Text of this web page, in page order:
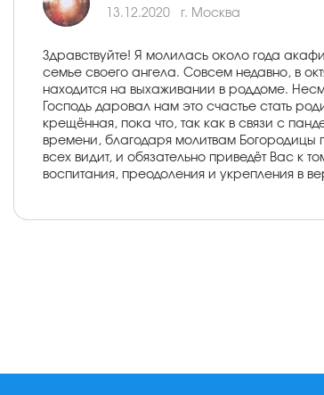
13.12.2020 г. Москва
Здравствуйте! Я молилась около года
семье своего ангела. Совсем недавно, в
находится на выхаживании в роддоме.
Господь даровал нам это счастье стать
крещённая, пока что, так как в связи с
времени, благодаря молитвам Богородицы
всех видит, и обязательно приведёт Вас к
воспитания, преодоления и укрепления в